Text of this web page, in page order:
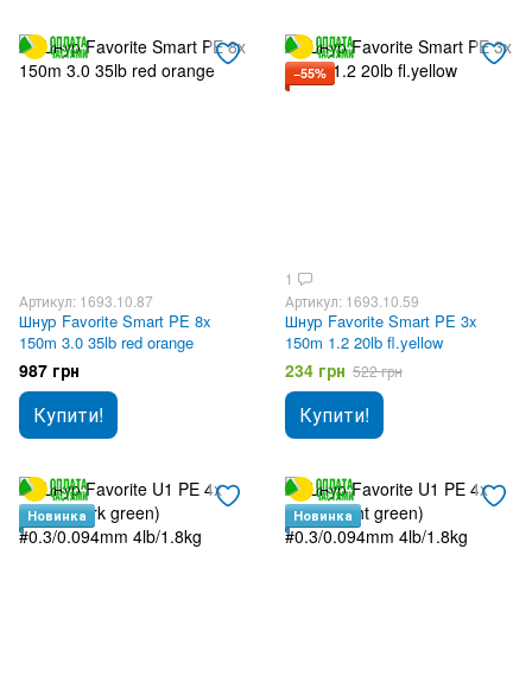
Артикул: 1693.10.87
Шнур Favorite Smart PE 8x
150m 3.0 35lb red orange
987 грн
Купити!
−55%
1
Артикул: 1693.10.59
Шнур Favorite Smart PE 3x
150m 1.2 20lb fl.yellow
234 грн 522 грн
Купити!
Новинка Новинка